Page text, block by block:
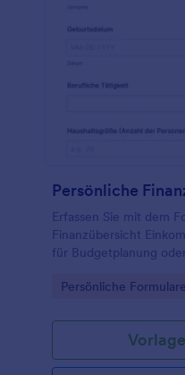
Erfassen Sie mit dem
Finanzübersicht
für Budgetplanung
übersichtliche
Go to Category:
Persönliche Formulare